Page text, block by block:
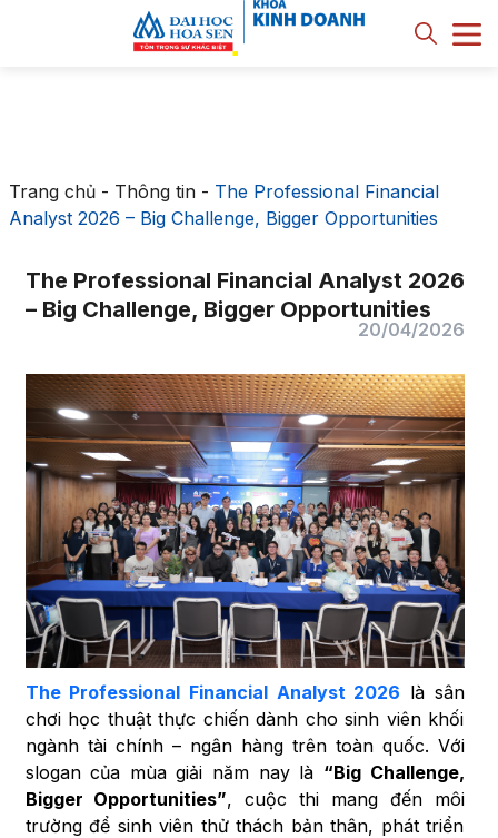
Trang chủ- Thông tin- The Professional Financial
Analyst 2026 – Big Challenge, Bigger Opportunities
The Professional Financial Analyst 2026
– Big Challenge, Bigger Opportunities
20/04/2026
The Professional Financial Analyst 2026 là sân
chơi học thuật thực chiến dành cho sinh viên khối
ngành tài chính – ngân hàng trên toàn quốc. Với
slogan của mùa giải năm nay là “Big Challenge,
Bigger Opportunities”, cuộc thi mang đến môi
trường để sinh viên thử thách bản thân, phát triển